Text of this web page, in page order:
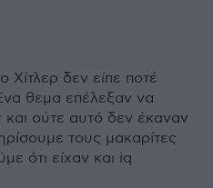
Χίτλερ δεν είπε ποτέ
θεμα επέλεξαν να
ούτε αυτό δεν έκαναν
τους μακαρίτες
ότι είχαν και iq